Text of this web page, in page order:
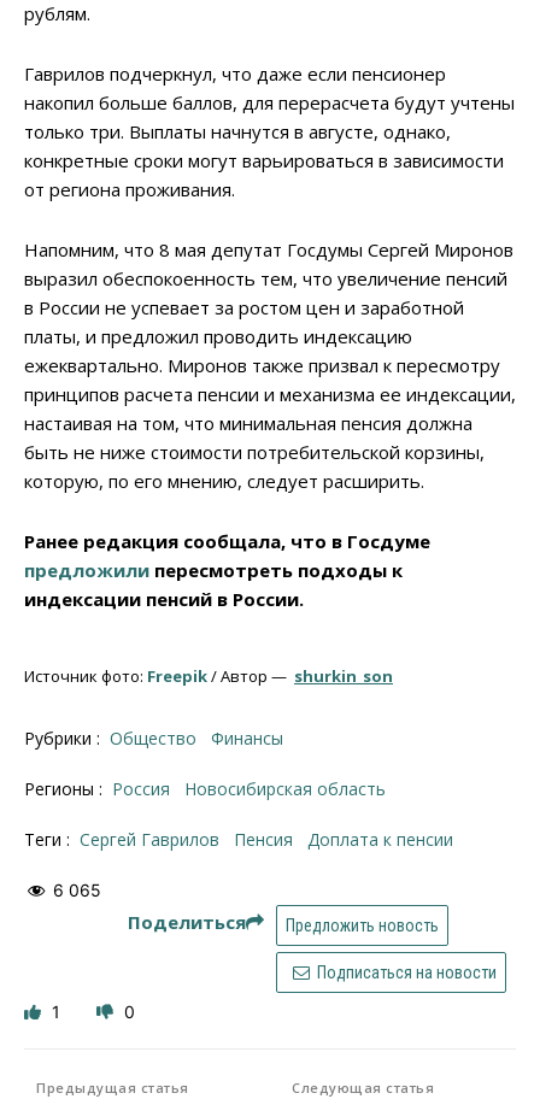
рублям.
Гаврилов подчеркнул, что даже если пенсионер
накопил больше баллов, для перерасчета будут учтены
только три. Выплаты начнутся в августе, однако,
конкретные сроки могут варьироваться в зависимости
от региона проживания.
Напомним, что 8 мая депутат Госдумы Сергей Миронов
выразил обеспокоенность тем, что увеличение пенсий
в России не успевает за ростом цен и заработной
платы, и предложил проводить индексацию
ежеквартально. Миронов также призвал к пересмотру
принципов расчета пенсии и механизма ее индексации,
настаивая на том, что минимальная пенсия должна
быть не ниже стоимости потребительской корзины,
которую, по его мнению, следует расширить.
Ранее редакция сообщала, что в Госдуме
предложили пересмотреть подходы к
индексации пенсий в России.
Источник фото: Freepik/ Автор — shurkin_son
Рубрики : Общество Финансы
Регионы : Россия Новосибирская область
Теги : Сергей Гаврилов Пенсия доплата к пенсии
6 065
Поделиться Предложить новость
Подписаться на новости
1 0
Предыдущая статья Следующая статья